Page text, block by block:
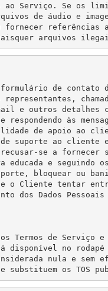
Serviço. Se os
de áudio e
fornecer referências
arquivos
formulário de
e outros
respondendo às
de apoio ao
suporte ao cliente
se a
educada e
bloquear ou
o Cliente tentar
dos Dados
de Serviço
disponível no rodapé
nula e
substituem os TOS